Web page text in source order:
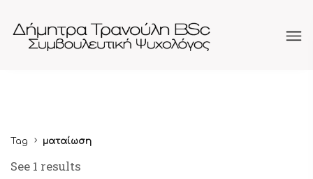
Tag ματαίωση
See 1 results